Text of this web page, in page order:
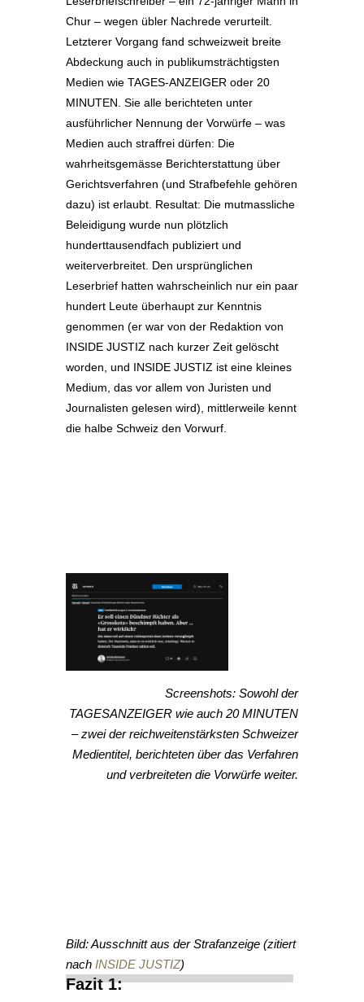
Chur – wegen übler Nachrede verurteilt.
Letzterer Vorgang fand schweizweit breite
Abdeckung auch in publikumsträchtigsten
Medien wie TAGES-ANZEIGER oder 20
MINUTEN. Sie alle berichteten unter
ausführlicher Nennung der Vorwürfe – was
Medien auch straffrei dürfen: Die
wahrheitsgemässe Berichterstattung über
Gerichtsverfahren (und Strafbefehle gehören
dazu) ist erlaubt. Resultat: Die mutmassliche
Beleidigung wurde nun plötzlich
hunderttausendfach publiziert und
weiterverbreitet. Den ursprünglichen
Leserbrief hatten wahrscheinlich nur ein paar
hundert Leute überhaupt zur Kenntnis
genommen (er war von der Redaktion von
INSIDE JUSTIZ nach kurzer Zeit gelöscht
worden, und INSIDE JUSTIZ ist eine kleines
Medium, das vor allem von Juristen und
Journalisten gelesen wird), mittlerweile kennt
die halbe Schweiz den Vorwurf.
Screenshots: Sowohl der
TAGESANZEIGER wie auch 20 MINUTEN
– zwei der reichweitenstärksten Schweizer
Medientitel, berichteten über das Verfahren
und verbreiteten die Vorwürfe weiter.
Bild: Ausschnitt aus der Strafanzeige (zitiert
nach INSIDE JUSTIZ)
Fazit 1: